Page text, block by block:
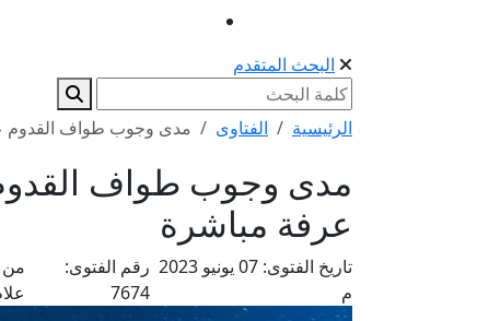
البحث المتقدم
الرئيسية الفتاوى مدى وجوب طواف القدوم
مدى وجوب طواف
عرفة مباشرة
تاريخ الفتوى:
07 يونيو 2023
م
رقم الفتوى:
7674
من